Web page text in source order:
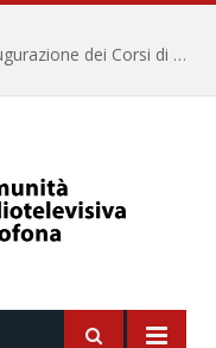
Università per Stranieri di Siena – Inaugurazione dei Corsi di Lingua e Cultura Italiana, 109a annata